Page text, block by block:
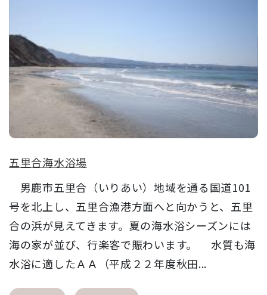
五里合海水浴場
男鹿市五里合（いりあい）地域を通る国道101
号を北上し、五里合漁港方面へと向かうと、五里
合の浜が見えてきます。夏の海水浴シーズンには
海の家が並び、行楽客で賑わいます。 水質も海
水浴に適したＡＡ（平成２２年度秋田...